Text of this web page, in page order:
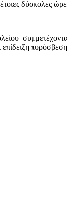
δύσκολες
συμμετέχοντας
επίδειξη